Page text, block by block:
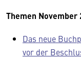
Themen November
Das neue
vor der